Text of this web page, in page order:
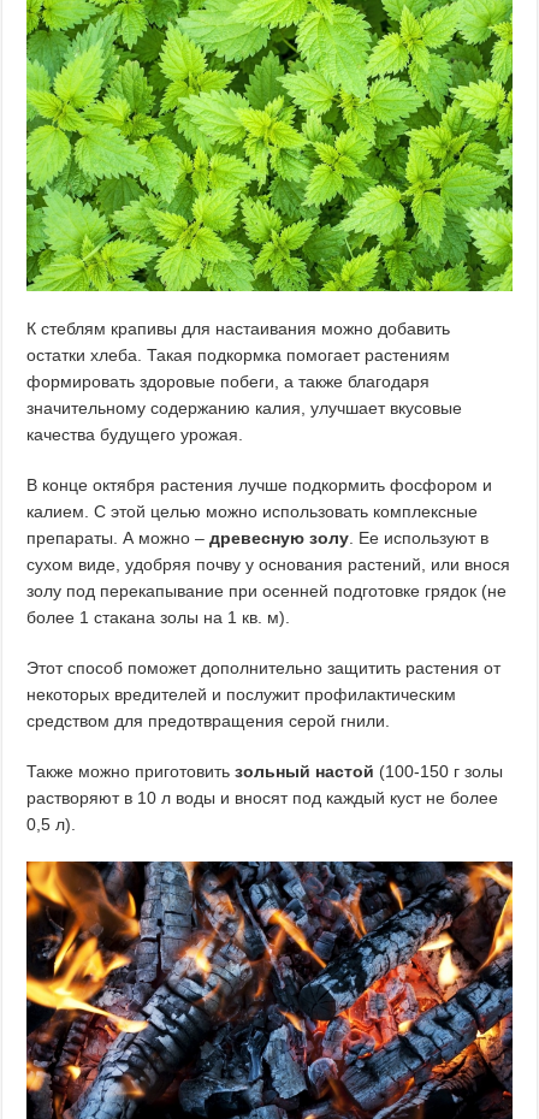
К стеблям крапивы для настаивания можно добавить
остатки хлеба. Такая подкормка помогает растениям
формировать здоровые побеги, а также благодаря
значительному содержанию калия, улучшает вкусовые
качества будущего урожая.
В конце октября растения лучше подкормить фосфором и
калием. С этой целью можно использовать комплексные
препараты. А можно –древесную золу . Ее используют в
сухом виде, удобряя почву у основания растений, или внося
золу под перекапывание при осенней подготовке грядок (не
более 1 стакана золы на 1 кв. м).
Этот способ поможет дополнительно защитить растения от
некоторых вредителей и послужит профилактическим
средством для предотвращения серой гнили.
Также можно приготовитьзольный настой (100-150 г золы
растворяют в 10 л воды и вносят под каждый куст не более
0,5 л).